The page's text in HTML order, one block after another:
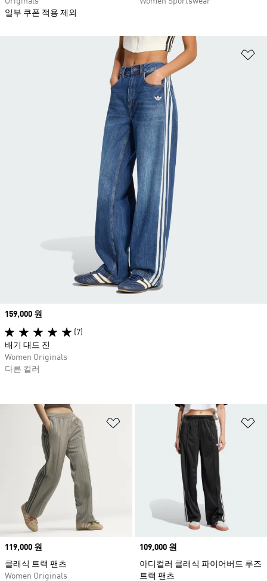
일부 쿠폰 적용 제외
위시리스트 담기
Price
119,000 원
클래식 트랙 팬츠
Women Originals
Price
109,000 원
아디컬러 클래식 파이어버드 루즈
트랙 팬츠
Price
159,000 원
(7)
배기 대드 진
Women Originals
다른 컬러